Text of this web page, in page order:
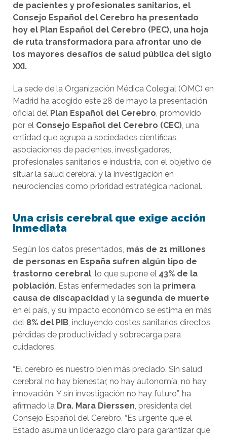
de pacientes y profesionales sanitarios, el
Consejo Español del Cerebro ha presentado
hoy el Plan Español del Cerebro (PEC), una hoja
de ruta transformadora para afrontar uno de
los mayores desafíos de salud pública del siglo
XXI.
La sede de la Organización Médica Colegial (OMC) en
Madrid ha acogido este 28 de mayo la presentación
oficial del Plan Español del Cerebro, promovido
por el Consejo Español del Cerebro (CEC), una
entidad que agrupa a sociedades científicas,
asociaciones de pacientes, investigadores,
profesionales sanitarios e industria, con el objetivo de
situar la salud cerebral y la investigación en
neurociencias como prioridad estratégica nacional.
Una crisis cerebral que exige acción
inmediata
Según los datos presentados, más de 21 millones
de personas en España sufren algún tipo de
trastorno cerebral, lo que supone el 43% de la
población. Estas enfermedades son la primera
causa de discapacidad y la segunda de muerte
en el país, y su impacto económico se estima en más
del 8% del PIB, incluyendo costes sanitarios directos,
pérdidas de productividad y sobrecarga para
cuidadores.
“El cerebro es nuestro bien más preciado. Sin salud
cerebral no hay bienestar, no hay autonomía, no hay
innovación. Y sin investigación no hay futuro”, ha
afirmado la Dra. Mara Dierssen, presidenta del
Consejo Español del Cerebro. “Es urgente que el
Estado asuma un liderazgo claro para garantizar que